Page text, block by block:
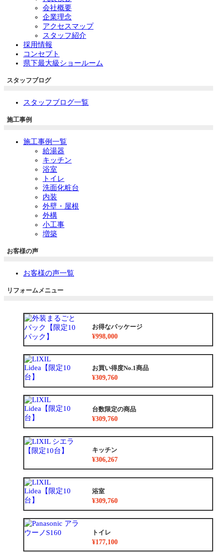
会社概要
企業理念
アクセスマップ
スタッフ紹介
採用情報
コンセプト
県下最大級ショールーム
スタッフブログ
スタッフブログ一覧
施工事例
施工事例一覧
給湯器
キッチン
浴室
トイレ
洗面化粧台
内装
外壁・屋根
外構
小工事
増築
お客様の声
お客様の声一覧
リフォームメニュー
お得なパッケージ
¥998,000
お買い得度No.1商品
¥309,760
台数限定の商品
¥309,760
キッチン
¥306,267
浴室
¥309,760
トイレ
¥177,100